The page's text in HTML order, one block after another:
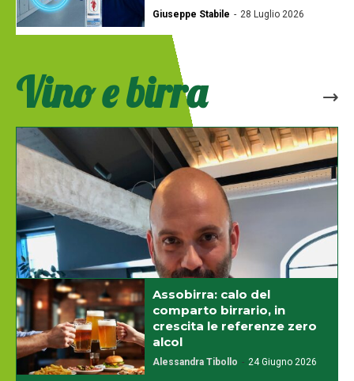
Giuseppe Stabile - 28 Luglio 2026
Vino e birra
Mionetto punta su spumanti e cocktail no e
low alcohol
Assobirra: calo del
comparto birrario, in
crescita le referenze zero
alcol
Alessandra Tibollo - 24 Giugno 2026